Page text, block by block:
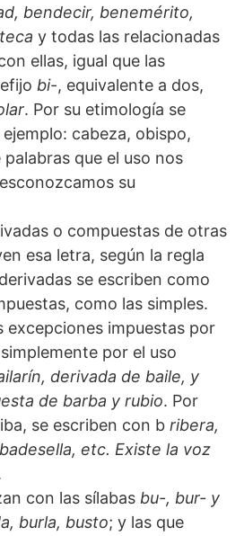
bendecir, benemérito,
y todas las relacionadas
ellas, igual que las
bi-, equivalente a dos,
. Por su etimología se
cabeza, obispo,
que el uso nos
su
o compuestas de otras
esa letra, según la regla
se escriben como
como las simples.
excepciones impuestas por
por el uso
derivada de baile, y
de barba y rubio. Por
se escriben con b ribera,
etc. Existe la voz
con las sílabas bu-, bur- y
burla, busto; y las que